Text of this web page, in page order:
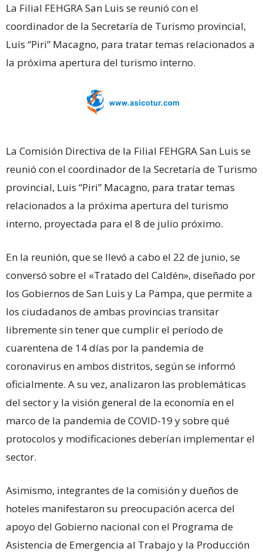
La Filial FEHGRA San Luis se reunió con el
coordinador de la Secretaría de Turismo provincial,
Luis “Piri” Macagno, para tratar temas relacionados a
la próxima apertura del turismo interno.
La Comisión Directiva de la Filial FEHGRA San Luis se
reunió con el coordinador de la Secretaría de Turismo
provincial, Luis “Piri” Macagno, para tratar temas
relacionados a la próxima apertura del turismo
interno, proyectada para el 8 de julio próximo.
En la reunión, que se llevó a cabo el 22 de junio, se
conversó sobre el «Tratado del Caldén», diseñado por
los Gobiernos de San Luis y La Pampa, que permite a
los ciudadanos de ambas provincias transitar
libremente sin tener que cumplir el período de
cuarentena de 14 días por la pandemia de
coronavirus en ambos distritos, según se informó
oficialmente. A su vez, analizaron las problemáticas
del sector y la visión general de la economía en el
marco de la pandemia de COVID-19 y sobre qué
protocolos y modificaciones deberían implementar el
sector.
Asimismo, integrantes de la comisión y dueños de
hoteles manifestaron su preocupación acerca del
apoyo del Gobierno nacional con el Programa de
Asistencia de Emergencia al Trabajo y la Producción